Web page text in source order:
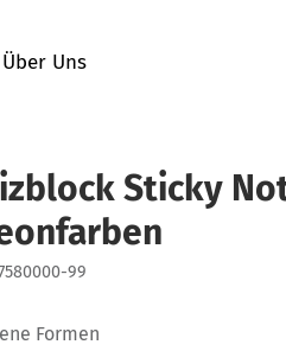
Über Uns
Sticky
99
Formen